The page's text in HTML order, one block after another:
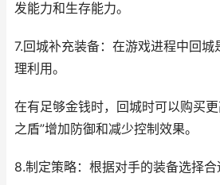
发能力和生存能力。
7.回城补充装备：在游戏进程中回
理利用。
在有足够金钱时，回城时可以购买
之盾”增加防御和减少控制效果。
8.制定策略：根据对手的装备选择合